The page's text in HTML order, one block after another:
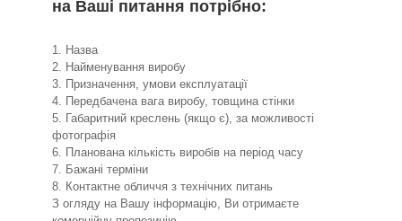
на Ваші питання потрібно:
1. Назва
2. Найменування виробу
3. Призначення, умови експлуатації
4. Передбачена вага виробу, товщина стінки
5. Габаритний креслень (якщо є), за можливості
фотографія
6. Планована кількість виробів на період часу
7. Бажані терміни
8. Контактне обличчя з технічних питань
З огляду на Вашу інформацію, Ви отримаєте